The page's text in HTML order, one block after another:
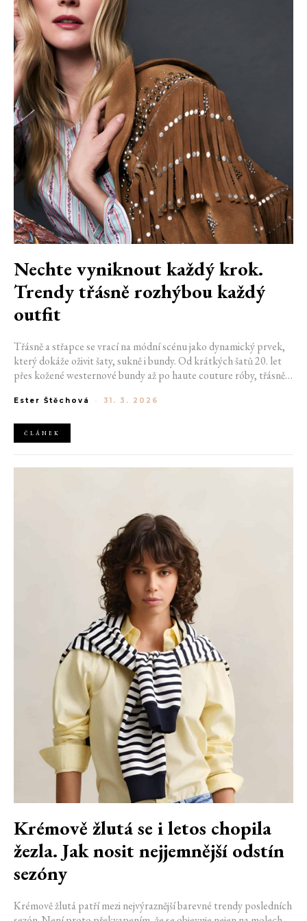
Nechte vyniknout každý krok.
Trendy třásně rozhýbou každý
outfit
Třásně a střapce se vrací na módní scénu jako dynamický prvek,
který dokáže oživit šaty, sukně i bundy. Od krátkých šatů 20. let
přes kožené westernové bundy až po haute couture róby, třásně
se objevují nejen jako doplněk, ale také jako hlavní charakter
nápadité bundy, třásně opět dokazují, že jsou více než jen
ozdobou, jsou módním výrazem samy o sobě.
Ester Štěchová - 31. 3. 2026
ČLÁNEK
Krémově žlutá se i letos chopila
žezla. Jak nosit nejjemnější odstín
sezóny
Krémově žlutá patří mezi nejvýraznější barevné trendy posledních